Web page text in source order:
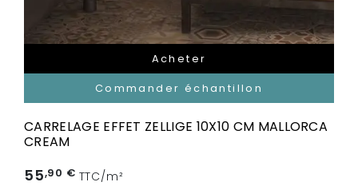
Acheter
Commander échantillon
CARRELAGE EFFET ZELLIGE 10X10 CM MALLORCA
CREAM
55,90 € TTC/m²